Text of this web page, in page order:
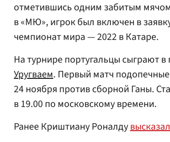
отметившись одним забитым
в «МЮ», игрок был включен в
чемпионат мира — 2022 в Катаре.
На турнире португальцы сыграют в
Уругваем. Первый матч подопечные
24 ноября против сборной Ганы.
в 19.00 по московскому времени.
Ранее Криштиану Роналду